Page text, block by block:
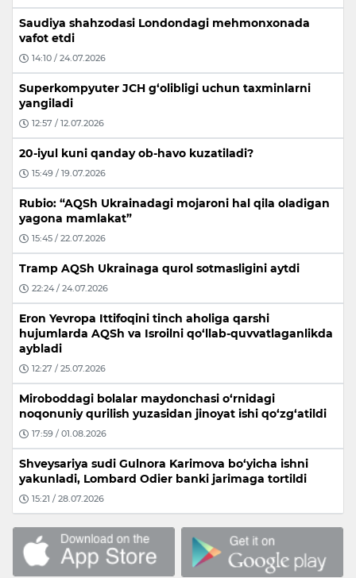
Saudiya shahzodasi Londondagi mehmonxonada
vafot etdi
14:10 / 24.07.2026
Superkompyuter JCH g‘olibligi uchun taxminlarni
yangiladi
12:57 / 12.07.2026
20-iyul kuni qanday ob-havo kuzatiladi?
15:49 / 19.07.2026
Rubio: “AQSh Ukrainadagi mojaroni hal qila oladigan
yagona mamlakat”
15:45 / 22.07.2026
Tramp AQSh Ukrainaga qurol sotmasligini aytdi
22:24 / 24.07.2026
Eron Yevropa Ittifoqini tinch aholiga qarshi
hujumlarda AQSh va Isroilni qo‘llab-quvvatlaganlikda
aybladi
12:27 / 25.07.2026
Miroboddagi bolalar maydonchasi o‘rnidagi
noqonuniy qurilish yuzasidan jinoyat ishi qo‘zg‘atildi
17:59 / 01.08.2026
Shveysariya sudi Gulnora Karimova bo‘yicha ishni
yakunladi, Lombard Odier banki jarimaga tortildi
15:21 / 28.07.2026